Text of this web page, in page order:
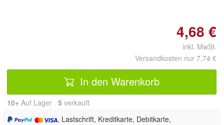
4,68 €
inkl. MwSt.
Versandkosten nur 7,74 €
In den Warenkorb
10+ Auf Lager 5 verkauft
, Lastschrift, Kreditkarte, Debitkarte,